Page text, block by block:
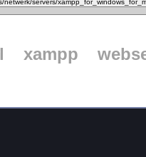
xampp